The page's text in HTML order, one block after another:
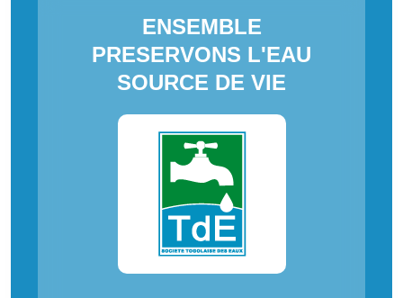
ENSEMBLE
PRESERVONS L'EAU
SOURCE DE VIE